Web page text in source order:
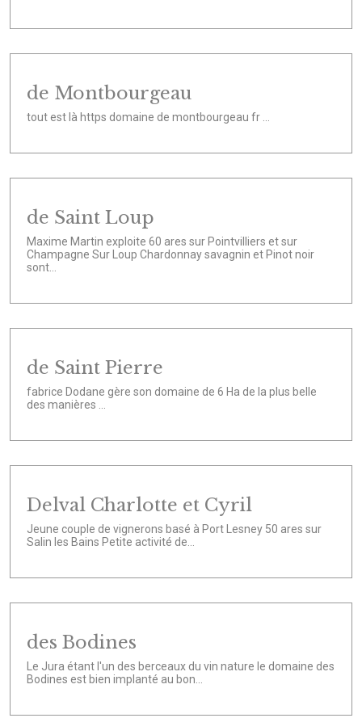
de Montbourgeau
tout est là https domaine de montbourgeau fr ...
de Saint Loup
Maxime Martin exploite 60 ares sur Pointvilliers et sur
Champagne Sur Loup Chardonnay savagnin et Pinot noir
sont...
de Saint Pierre
fabrice Dodane gère son domaine de 6 Ha de la plus belle
des manières ...
Delval Charlotte et Cyril
Jeune couple de vignerons basé à Port Lesney 50 ares sur
Salin les Bains Petite activité de...
des Bodines
Le Jura étant l'un des berceaux du vin nature le domaine des
Bodines est bien implanté au bon...